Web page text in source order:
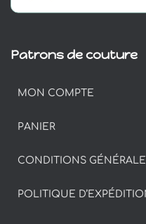
Patrons de couture
MON COMPTE
PANIER
CONDITIONS
POLITIQUE